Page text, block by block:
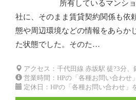
所有しているマンシ
社に、そのまま賃貸契約関係も依
態や周辺環境などの情報をあらか
た状態でした。そのた…
アクセス：千代田線 赤坂駅 徒?3分
営業時間：HPの「各種お問い合わせ
定休日：HPの「各種お問い合わせ」